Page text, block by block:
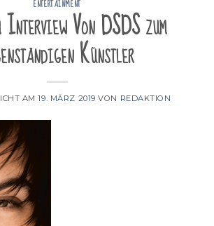
ENTERTAINMENT
Von DSDS zum
Künstler
AM19. MÄRZ 2019 VON REDAKTION